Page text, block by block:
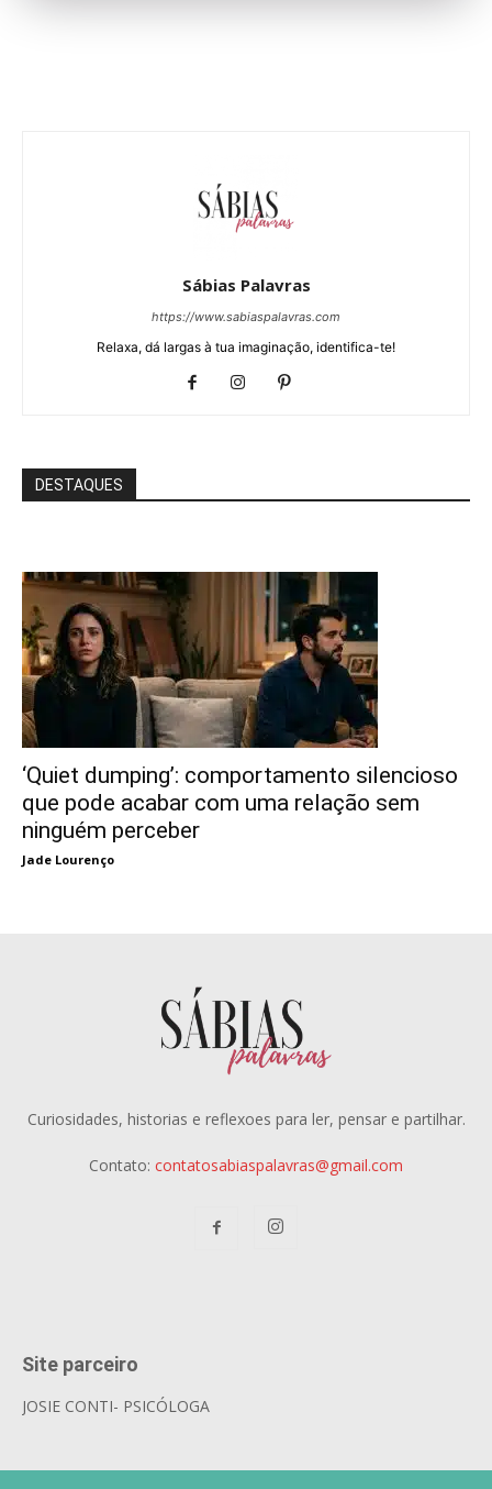
Sábias Palavras
https://www.sabiaspalavras.com
Relaxa, dá largas à tua imaginação, identifica-te!
DESTAQUES
‘Quiet dumping’: comportamento silencioso
que pode acabar com uma relação sem
ninguém perceber
Jade Lourenço
Curiosidades, historias e reflexoes para ler, pensar e partilhar.
Contato: contatosabiaspalavras@gmail.com
Site parceiro
JOSIE CONTI- PSICÓLOGA